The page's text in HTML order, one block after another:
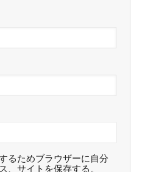
るためブラウザーに自分
、サイトを保存する。